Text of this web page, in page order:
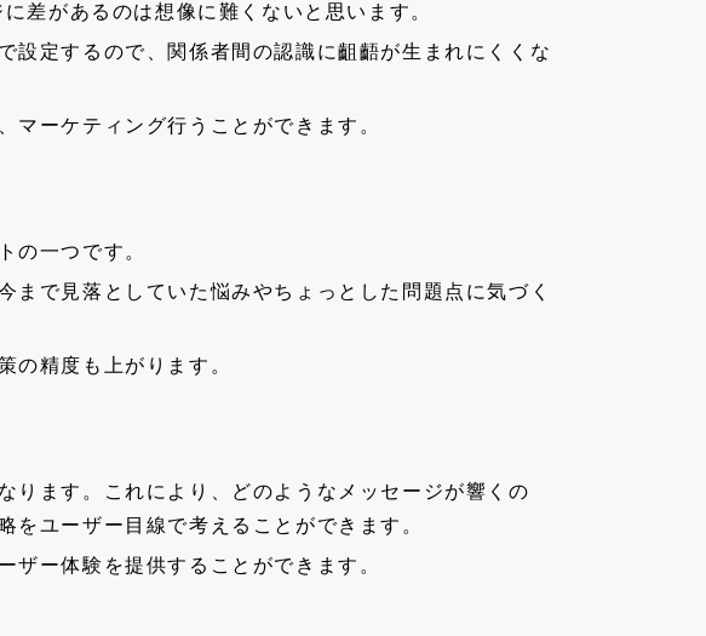
差があるのは想像に難くないと思います。
設定するので、関係者間の認識に齟齬が生まれにくくな
ーケティング行うことができます。
の一つです。
で見落としていた悩みやちょっとした問題点に気づく
の精度も上がります。
ります。これにより、どのようなメッセージが響くの
ユーザー目線で考えることができます。
ー体験を提供することができます。